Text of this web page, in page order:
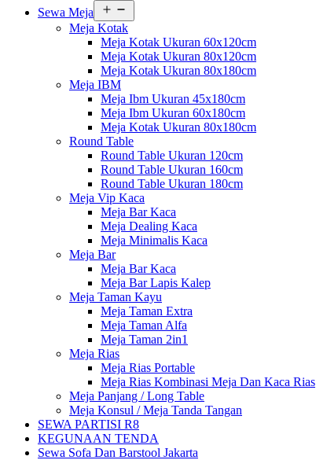
Sewa Meja
menu
Meja Kotak
Meja Kotak Ukuran 60x120cm
Meja Kotak Ukuran 80x120cm
Meja Kotak Ukuran 80x180cm
Meja IBM
Meja Ibm Ukuran 45x180cm
Meja Ibm Ukuran 60x180cm
Meja Kotak Ukuran 80x180cm
Round Table
Round Table Ukuran 120cm
Round Table Ukuran 160cm
Round Table Ukuran 180cm
Meja Vip Kaca
Meja Bar Kaca
Meja Dealing Kaca
Meja Minimalis Kaca
Meja Bar
Meja Bar Kaca
Meja Bar Lapis Kalep
Meja Taman Kayu
Meja Taman Extra
Meja Taman Alfa
Meja Taman 2in1
Meja Rias
Meja Rias Portable
Meja Rias Kombinasi Meja Dan Kaca Rias
Meja Panjang / Long Table
Meja Konsul / Meja Tanda Tangan
SEWA PARTISI R8
KEGUNAAN TENDA
Sewa Sofa Dan Barstool Jakarta